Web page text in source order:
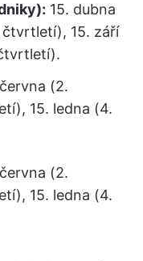
15. dubna
15. září
(2.
15. ledna (4.
(2.
15. ledna (4.